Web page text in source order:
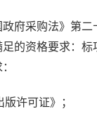
府采购法》第二
的资格要求： 标
许可证》；